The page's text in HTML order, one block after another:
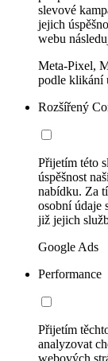
slevové
jejich
webu
Meta-Pixel,
podle klikání
Rozšířený
Přijetím této
úspěšnost
nabídku. Za
osobní údaje
již jejich
Google Ads
Performance
Přijetím
analyzovat
webových